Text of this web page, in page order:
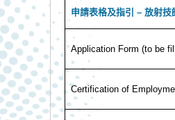
申請表格及指引 – 放射
Application Form (to be
Certification of